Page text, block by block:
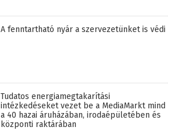
A fenntartható nyár a szervezetünket is védi
Tudatos energiamegtakarítási
intézkedéseket vezet be a MediaMarkt mind
a 40 hazai áruházában, irodaépületében és
központi raktárában